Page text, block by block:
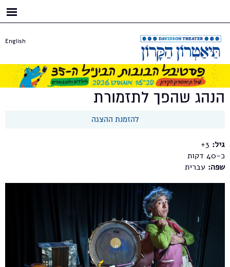
English
הנהג שהפך לתזמורת
להזמנת ההצגה
גיל: 3+
כ-40
שפה: עברית